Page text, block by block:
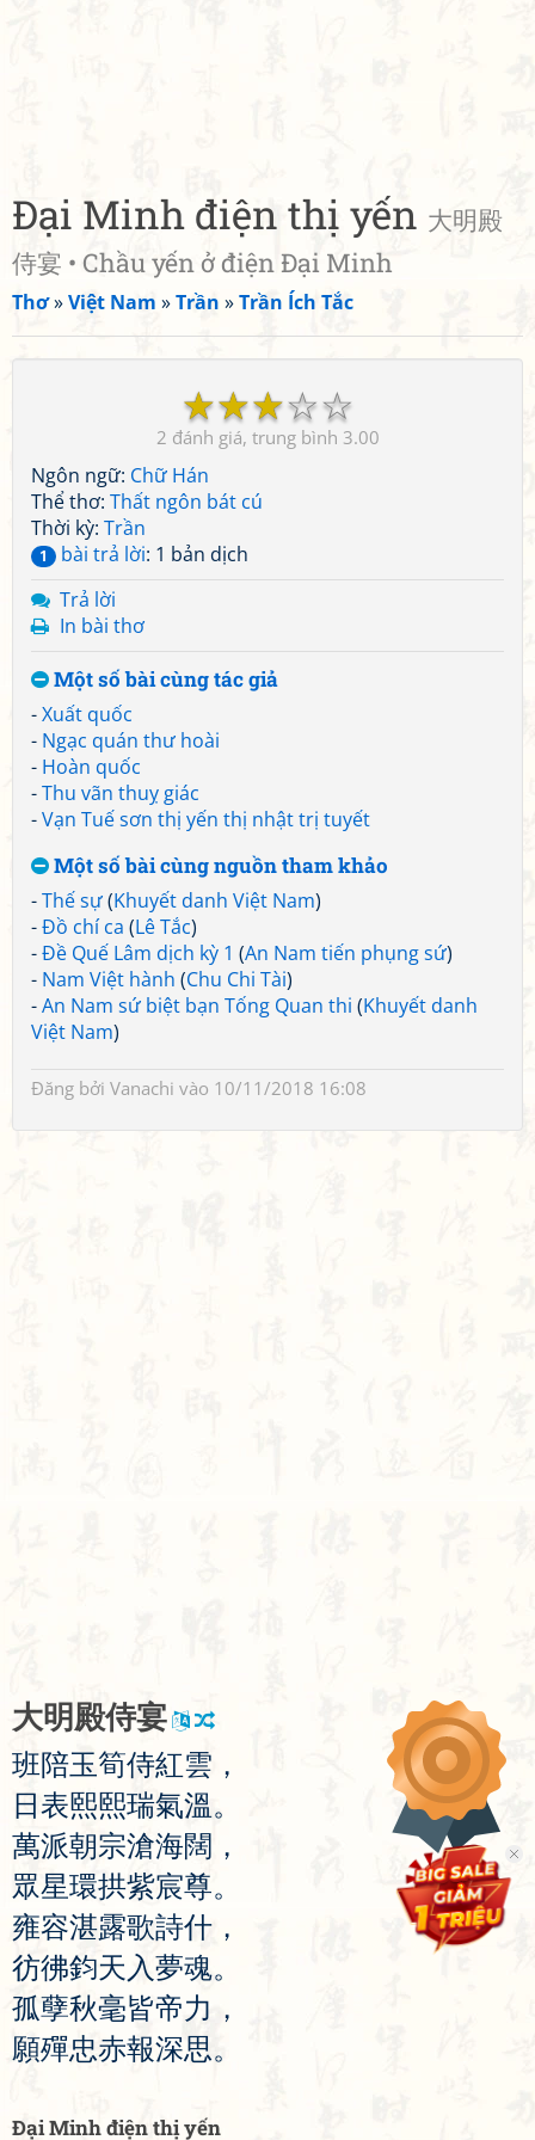
Đại Minh điện thị yến 大明殿
侍宴 • Chầu yến ở điện Đại Minh
Thơ»Việt Nam »Trần »Trần Ích Tắc
☆
☆
☆
☆
☆
2 3.00
Ngôn ngữ: Chữ Hán
Thể thơ: Thất ngôn bát cú
Thời kỳ: Trần
1 bài trả lời: 1 bản dịch
Trả lời
In bài thơ
Một số bài cùng tác giả
-Xuất quốc
- Ngạc quán thư hoài
- Hoàn quốc
-Thu vãn thuỵ giác
-Vạn Tuế sơn thị yến thị nhật trị tuyết
Một số bài cùng nguồn tham khảo
-Thế sự(Khuyết danh Việt Nam)
-Đồ chí ca (Lê Tắc)
-Đề Quế Lâm dịch kỳ 1 (An Nam tiến phụng sứ)
- Nam Việt hành (Chu Chi Tài)
-An Nam sứ biệt bạn Tống Quan thi (Khuyết danh
Việt Nam)
Đăng bởi Vanachi vào 10/11/2018 16:08
大明 殿侍宴
班陪玉筍侍紅雲 ，
日 表熙熙瑞氣溫。
萬派朝宗滄海闊 ，
眾星環拱紫宸尊。
雍容湛露歌詩什 ，
彷彿鈞天 入夢魂。
孤孽秋毫皆帝力 ，
願殫忠赤報深思。
Đại Minh điện thị yến